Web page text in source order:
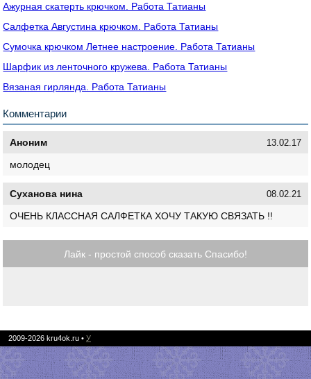
Ажурная скатерть крючком. Работа Татианы
Салфетка Августина крючком. Работа Татианы
Сумочка крючком Летнее настроение. Работа Татианы
Шарфик из ленточного кружева. Работа Татианы
Вязаная гирлянда. Работа Татианы
Комментарии
Аноним 13.02.17
молодец
Суханова нина 08.02.21
ОЧЕНЬ КЛАССНАЯ САЛФЕТКА ХОЧУ ТАКУЮ СВЯЗАТЬ !!
Лайк - простой способ сказать Спасибо!
2009-2026 kru4ok.ru • У